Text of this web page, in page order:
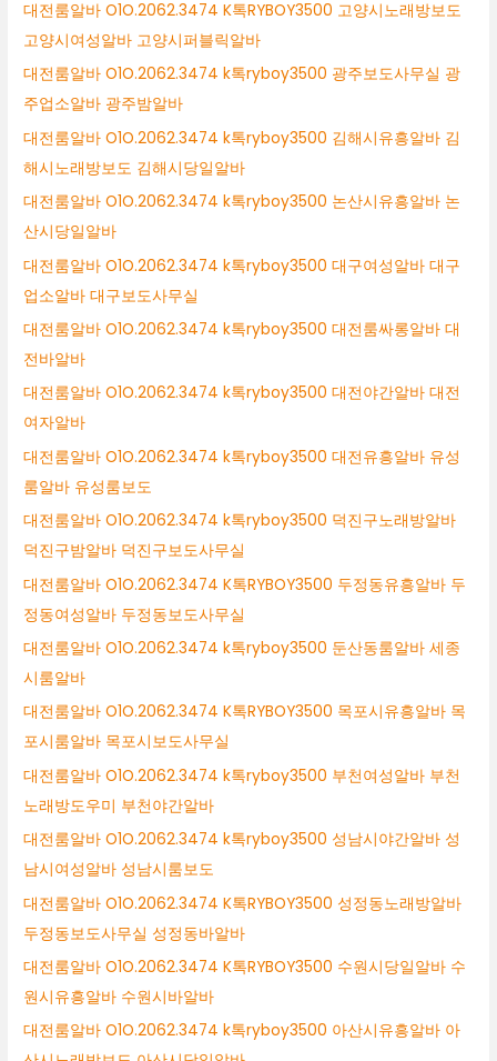
대전룸알바 O1O.2062.3474 K톡RYBOY3500 고양시노래방보도
고양시여성알바 고양시퍼블릭알바
대전룸알바 O1O.2062.3474 k톡ryboy3500 광주보도사무실 광
주업소알바 광주밤알바
대전룸알바 O1O.2062.3474 k톡ryboy3500 김해시유흥알바 김
해시노래방보도 김해시당일알바
대전룸알바 O1O.2062.3474 k톡ryboy3500 논산시유흥알바 논
산시당일알바
대전룸알바 O1O.2062.3474 k톡ryboy3500 대구여성알바 대구
업소알바 대구보도사무실
대전룸알바 O1O.2062.3474 k톡ryboy3500 대전룸싸롱알바 대
전바알바
대전룸알바 O1O.2062.3474 k톡ryboy3500 대전야간알바 대전
여자알바
대전룸알바 O1O.2062.3474 k톡ryboy3500 대전유흥알바 유성
룸알바 유성룸보도
대전룸알바 O1O.2062.3474 k톡ryboy3500 덕진구노래방알바
덕진구밤알바 덕진구보도사무실
대전룸알바 O1O.2062.3474 K톡RYBOY3500 두정동유흥알바 두
정동여성알바 두정동보도사무실
대전룸알바 O1O.2062.3474 k톡ryboy3500 둔산동룸알바 세종
시룸알바
대전룸알바 O1O.2062.3474 K톡RYBOY3500 목포시유흥알바 목
포시룸알바 목포시보도사무실
대전룸알바 O1O.2062.3474 k톡ryboy3500 부천여성알바 부천
노래방도우미 부천야간알바
대전룸알바 O1O.2062.3474 k톡ryboy3500 성남시야간알바 성
남시여성알바 성남시룸보도
대전룸알바 O1O.2062.3474 K톡RYBOY3500 성정동노래방알바
두정동보도사무실 성정동바알바
대전룸알바 O1O.2062.3474 K톡RYBOY3500 수원시당일알바 수
원시유흥알바 수원시바알바
대전룸알바 O1O.2062.3474 k톡ryboy3500 아산시유흥알바 아